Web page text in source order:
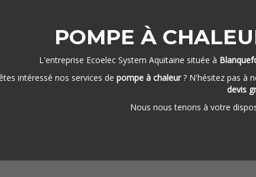
POMPE À
L'entreprise Ecoelec System Aquitaine située à
intéressé nos services de pompe à chaleur? N'hésitez pas à
devis
Nous nous tenons à votre